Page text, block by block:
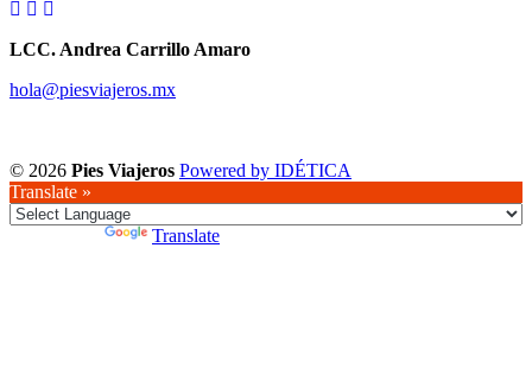
LCC. Andrea Carrillo Amaro
hola@piesviajeros.mx
© 2026 Pies Viajeros Powered by IDÉTICA
Translate »
Translate